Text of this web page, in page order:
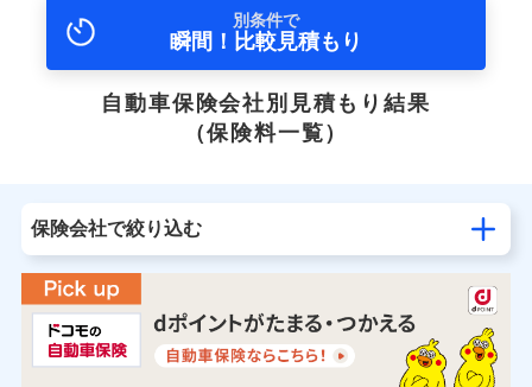
別条件で
瞬間！比較見積もり
自動車保険会社別見積もり結果
（保険料一覧）
保険会社で絞り込む